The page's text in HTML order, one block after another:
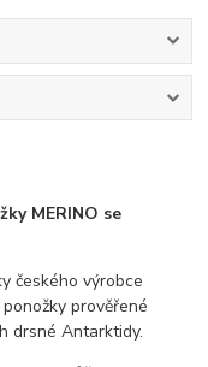
MERINO se
českého výrobce
prověřené
drsné Antarktidy.